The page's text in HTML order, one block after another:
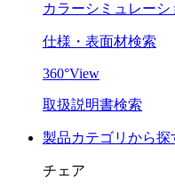
カラーシミュレーシ
仕様・表面材検索
360°View
取扱説明書検索
製品カテゴリから探
チェア